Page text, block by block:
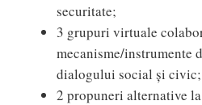
securitate;
3 grupuri virtuale
mecanisme/instrumente
dialogului social și civic;
2 propuneri alternative